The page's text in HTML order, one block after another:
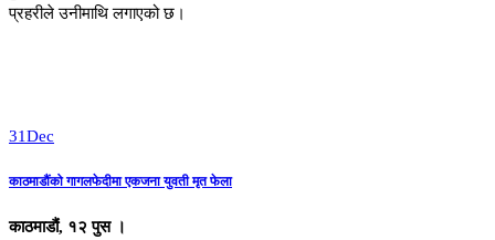
प्रहरीले उनीमाथि लगाएको छ।
31Dec
काठमाडौंको गागलफेदीमा एकजना युवती मृत फेला
काठमाडौं, १२ पुस ।